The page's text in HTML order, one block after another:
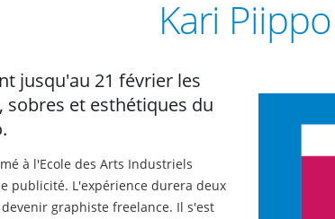
Kari Piippo
jusqu'au 21 février les
et esthétiques du
à l'Ecole des Arts Industriels
publicité. L'expérience durera deux
graphiste freelance. Il s'est